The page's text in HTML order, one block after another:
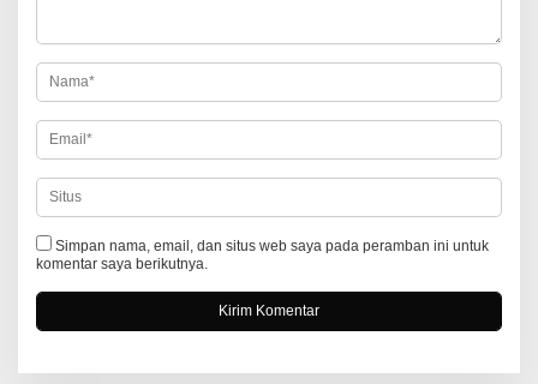
o
s
Simpan nama, email, dan situs web saya pada peramban ini untuk
komentar saya berikutnya.